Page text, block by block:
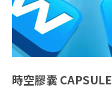
時空膠囊 CAPSULE